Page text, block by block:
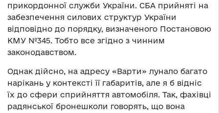
прикордонної служби України. СБА прийняті на
забезпечення силових структур України
відповідно до порядку, визначеного Постановою
КМУ №345. Тобто все згідно з чинним
законодавством.
Однак дійсно, на адресу «Варти» лунало багато
нарікань у контексті її габаритів, але я б відніс
їх до сфери сприйняття автомобіля. Так, фахівці
радянської бронешколи говорять, що вона